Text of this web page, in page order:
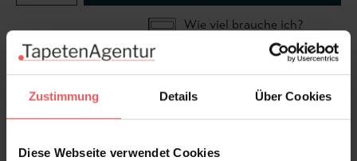
Zustimmung Details Über Cookies
Diese Webseite verwendet Cookies
Wie viel brauche ich?
Rollen & Mengen berechnen
strahlt der Fächer mit seiner dramatischen Form und